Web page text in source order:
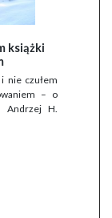
książki
nie czułem
– o
Andrzej H.